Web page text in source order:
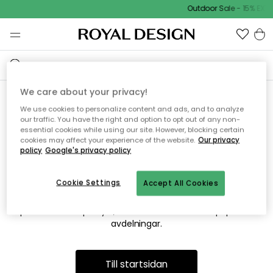
Outdoor Sale - 15%
Vi hittar tyvärr inte sidan du
söker
Detta kan bero på att sidan inte längre finns eller att den har
flyttats. Vi ber om ursäkt för besväret. I menyn ovan kan du
prova att söka på nytt, eller besöka en av våra populära
avdelningar.
Till startsidan
We care about your privacy!
We use cookies to personalize content and ads, and to analyze
our traffic. You have the right and option to opt out of any non-
essential cookies while using our site. However, blocking certain
cookies may affect your experience of the website. Our privacy
policy Google's privacy policy
Accept All Cookies
Cookie Settings